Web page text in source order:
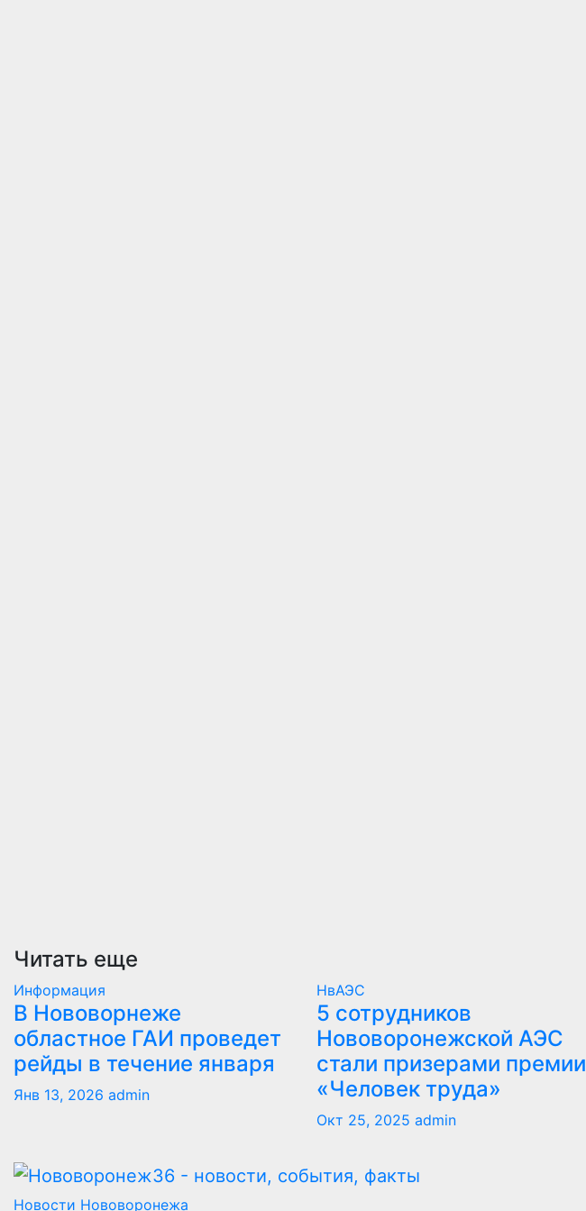
Читать еще
Информация
В Нововорнеже
областное ГАИ проведет
рейды в течение января
Янв 13, 2026 admin
НвАЭС
5 сотрудников
Нововоронежской АЭС
стали призерами премии
«Человек труда»
Окт 25, 2025 admin
Новости Нововоронежа